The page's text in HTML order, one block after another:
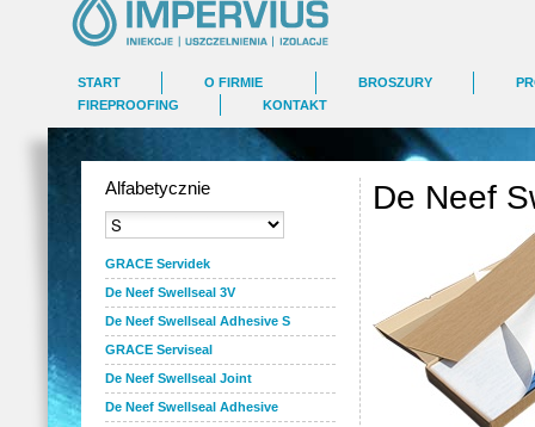
START O FIRMIE BROSZURY
FIREPROOFING
KONTAKT
Alfabetycznie
GRACE Servidek
De Neef Swellseal 3V
De Neef Swellseal Adhesive S
GRACE Serviseal
De Neef Swellseal Joint
De Neef Swellseal Adhesive
De Neef